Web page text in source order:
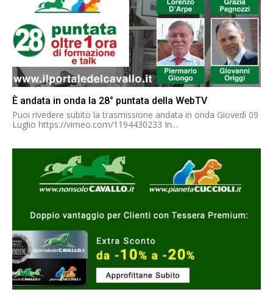
È andata in onda la 28° puntata della WebTV
Puoi rivedere subito la trasmissione andata in onda Giovedì 09
Luglio https://vimeo.com/1194430233 In...